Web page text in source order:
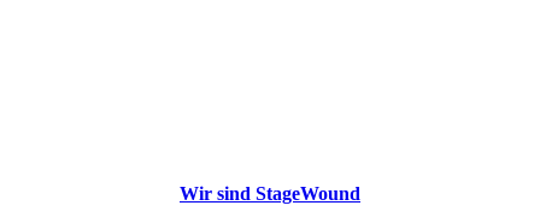
Wir sind StageWound